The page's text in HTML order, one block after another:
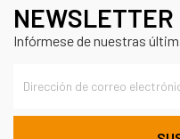
NEWSLETTER
Infórmese de nuestras